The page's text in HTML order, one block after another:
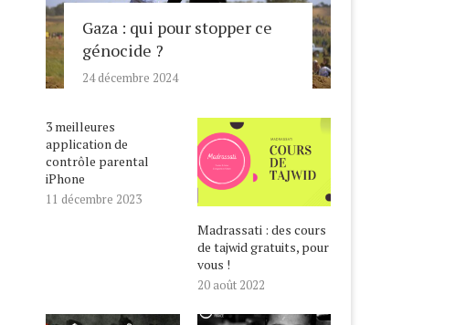
Gaza : qui pour stopper ce
génocide ?
24 décembre 2024
3 meilleures
application de
contrôle parental
iPhone
11 décembre 2023
Madrassati : des cours
de tajwid gratuits, pour
vous !
20 août 2022